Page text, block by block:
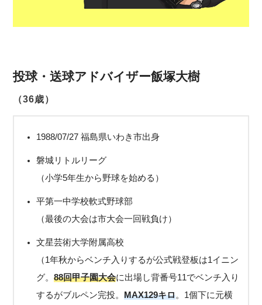
投球・送球アドバイザー飯塚大樹
（36歳）
1988/07/27 福島県いわき市出身
磐城リトルリーグ
（小学5年生から野球を始める）
平第一中学校軟式野球部
（最後の大会は市大会一回戦負け）
文星芸術大学附属高校
（1年秋からベンチ入りするが公式戦登板は1イニン
グ。 88回甲子園大会に出場し背番号11でベンチ入り
するがブルペン完投。 MAX129キロ。1個下に元横